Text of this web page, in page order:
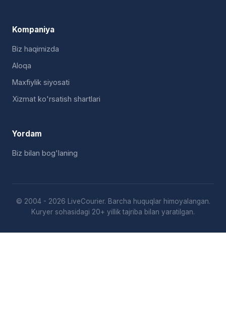
Kompaniya
Biz haqimizda
Aloqa
Maxfiylik siyosati
Xizmat ko'rsatish shartlari
Yordam
Biz bilan bog'laning
© 2004 - 2026 LiveCourier. Barcha huquqlar himoyalangan.
Kuryer sohasidagi 20+ yillik tajriba bilan yaratilgan.